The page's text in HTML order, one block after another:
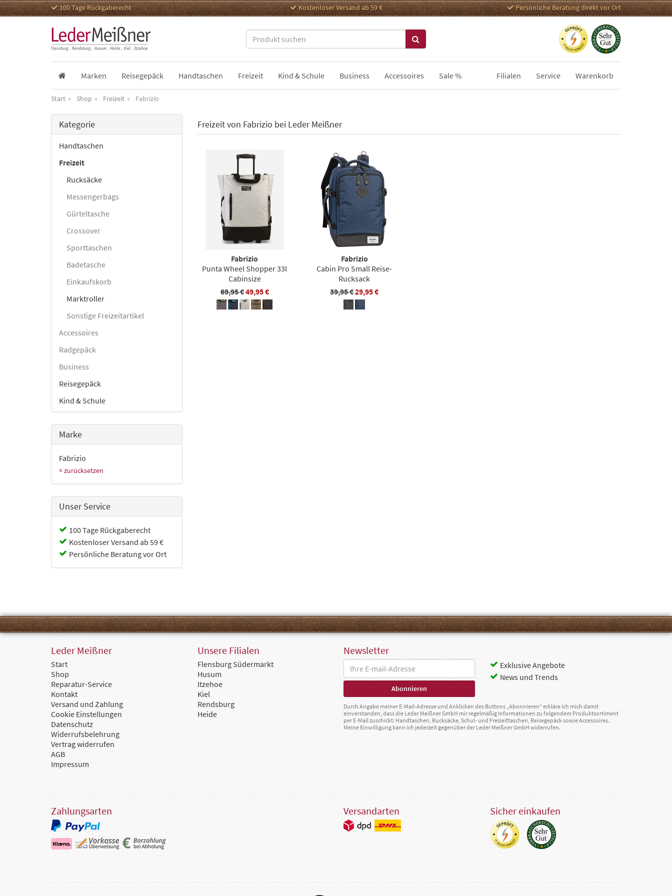
100 Tage Rückgaberecht Kostenloser Versand ab 59 € Persönliche Beratung direkt vor Ort
Marken Reisegepäck Handtaschen Freizeit Kind & Schule Business Accessoires Sale % Filialen Service Warenkorb
Start Shop Freizeit Fabrizio
Kategorie
Handtaschen
Freizeit
Rucksäcke
Messengerbags
Gürteltasche
Crossover
Sporttaschen
Badetasche
Einkaufskorb
Marktroller
Sonstige Freizeitartikel
Accessoires
Radgepäck
Business
Reisegepäck
Kind & Schule
Marke
Fabrizio
× zurücksetzen
Unser Service
100 Tage Rückgaberecht
Kostenloser Versand ab 59 €
Persönliche Beratung vor Ort
Freizeit von Fabrizio bei Leder Meißner
Fabrizio
Punta Wheel Shopper 33l
Cabinsize
69,95 €49,95 €
Fabrizio
Cabin Pro Small Reise-
Rucksack
39,95 €29,95 €
Leder Meißner
Start
Shop
Reparatur-Service
Kontakt
Versand und Zahlung
Cookie Einstellungen
Datenschutz
Widerrufsbelehrung
Vertrag widerrufen
AGB
Impressum
Unsere Filialen
Flensburg Südermarkt
Husum
Itzehoe
Kiel
Rendsburg
Heide
Newsletter
Exklusive Angebote
News und Trends
Durch Angabe meiner E-Mail-Adresse und Anklicken des Buttons „Abonnieren“ erkläre ich mich damit
einverstanden, dass die Leder Meißner GmbH mir regelmäßig Informationen zu folgendem Produktsortiment
per E-Mail zuschickt: Handtaschen, Rucksäcke, Schul- und Freizeittaschen, Reisegepäck sowie Accessoires.
Meine Einwilligung kann ich jederzeit gegenüber der Leder Meißner GmbH widerrufen.
Zahlungsarten Versandarten Sicher einkaufen